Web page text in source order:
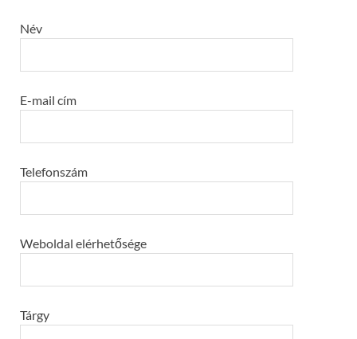
Név
E-mail cím
Telefonszám
Weboldal elérhetősége
Tárgy